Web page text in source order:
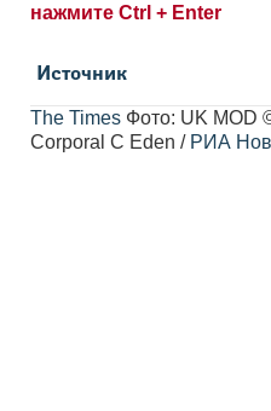
нажмите Ctrl + Enter
Источник
The Times Фото: UK MOD
Corporal C Eden / РИА